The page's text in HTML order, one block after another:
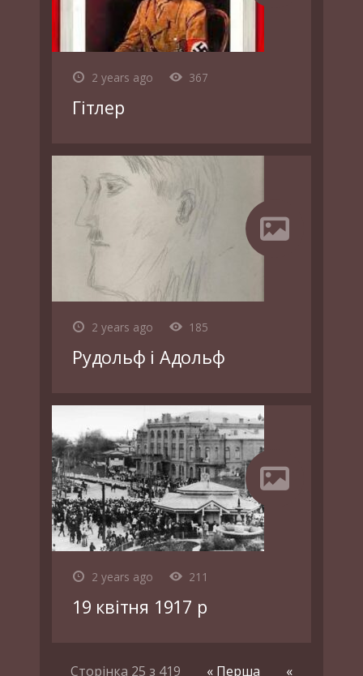
2 years ago 367
Гітлер
2 years ago 185
Рудольф і Адольф
2 years ago 211
19 квітня 1917 р
Сторінка 25 з 419 « Перша
«